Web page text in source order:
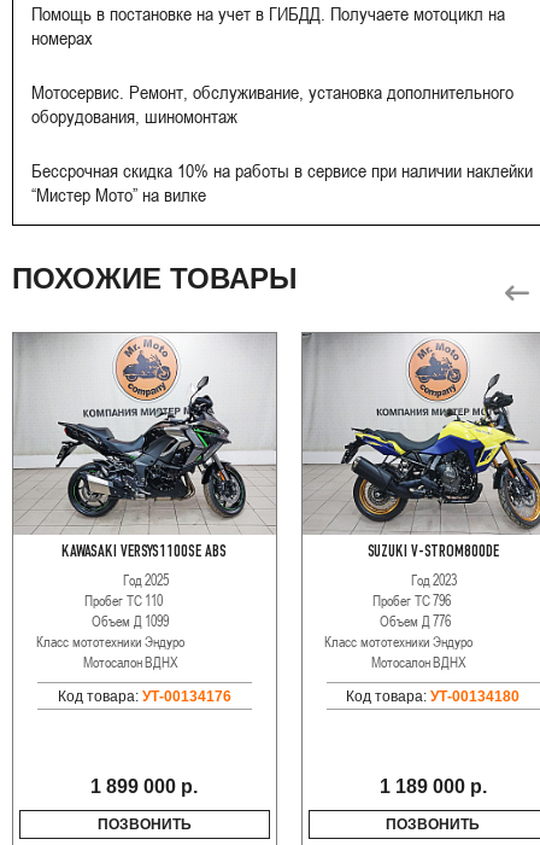
Помощь в постановке на учет в ГИБДД. Получаете мотоцикл на
номерах
Мотосервис. Ремонт, обслуживание, установка дополнительного
оборудования, шиномонтаж
Бессрочная скидка 10% на работы в сервисе при наличии наклейки
“Мистер Мото” на вилке
ПОХОЖИЕ ТОВАРЫ
KAWASAKI VERSYS1100SE ABS
Год2025
Пробег ТС 110
Объем Д 1099
Класс мототехникиЭндуро
МотосалонВДНХ
Код товара: УТ-00134176
1 899 000 р.
ПОЗВОНИТЬ
SUZUKI V-STROM800DE
Год 2023
Пробег ТС796
Объем Д 776
Класс мототехники Эндуро
МотосалонВДНХ
Код товара:УТ-00134180
1 189 000 р.
ПОЗВОНИТЬ